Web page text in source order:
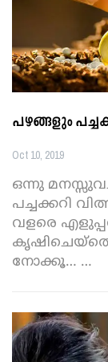
പഴങ്ങളും
Oct 10, 2019
ഒന്നു
പച്ചക്കറി
വളരെ
നോക്കൂ… …